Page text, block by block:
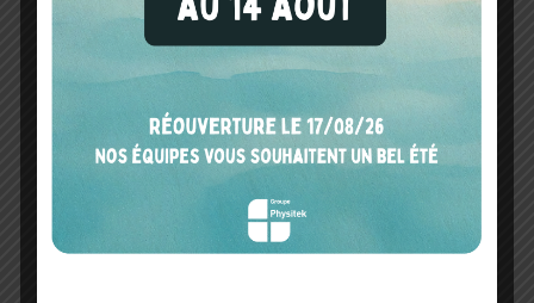
NITON™ XL2
PLUS |
NITON™ XL3T
GOLDD+ |
ANALYSE (...)